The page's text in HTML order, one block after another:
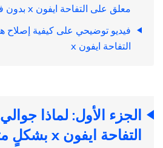
معلق على التفاحة ايفون x بدون فقدان البيانات
فيديو توضيحي على كيفية إصلاح
التفاحة ايفون x
الجزء الأول: لماذا
التفاحة ايفون x بشكلٍ متكرر؟